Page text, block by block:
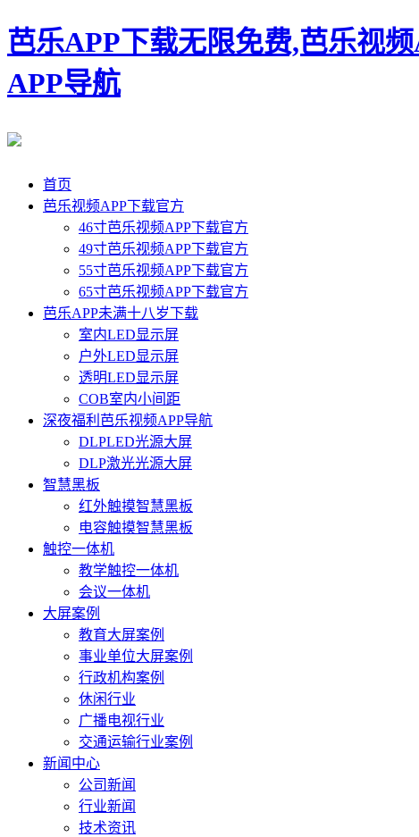
芭乐APP下载无限免费,芭乐视
APP导航
首页
芭乐视频APP下载官方
46寸芭乐视频APP下载官方
49寸芭乐视频APP下载官方
55寸芭乐视频APP下载官方
65寸芭乐视频APP下载官方
芭乐APP未满十八岁下载
室内LED显示屏
户外LED显示屏
透明LED显示屏
COB室内小间距
深夜福利芭乐视频APP导航
DLPLED光源大屏
DLP激光光源大屏
智慧黑板
红外触摸智慧黑板
电容触摸智慧黑板
触控一体机
教学触控一体机
会议一体机
大屏案例
教育大屏案例
事业单位大屏案例
行政机构案例
休闲行业
广播电视行业
交通运输行业案例
新闻中心
公司新闻
行业新闻
技术资讯